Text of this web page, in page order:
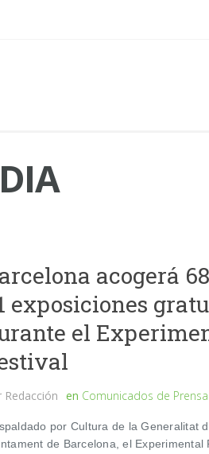
acogerá
exposiciones
el
Redacción en Comunicados de Prensa
por Cultura de la Generalitat
de Barcelona, el Experimental